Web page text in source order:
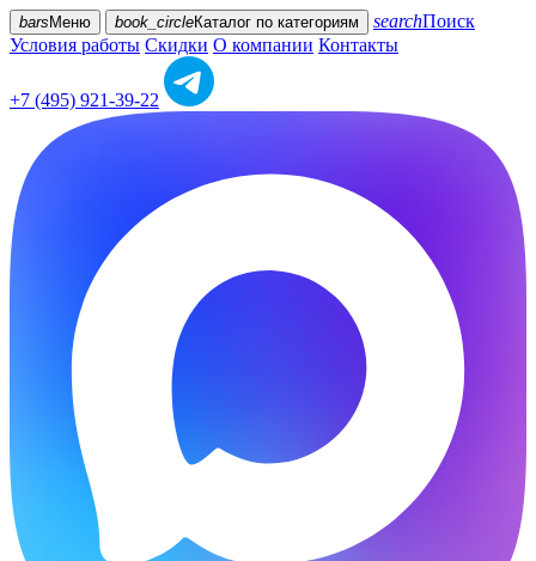
bars Меню book_circleКаталог по категориям searchПоиск
Условия работы Скидки О компании Контакты
+7 (495) 921-39-22